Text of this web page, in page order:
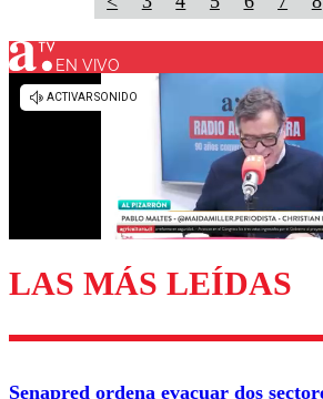
EN VIVO
LAS MÁS LEÍDAS
Senapred ordena evacuar dos